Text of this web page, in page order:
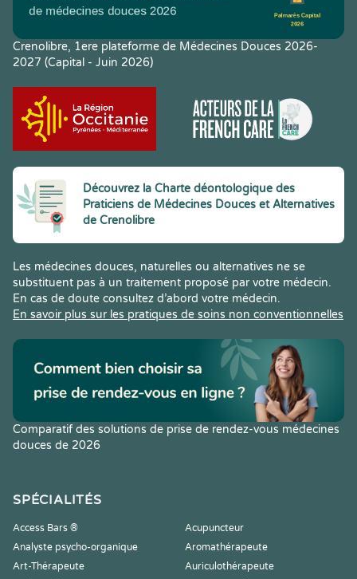
Crenolibre, 1ere plateforme de Médecines Douces 2026-
2027 (Capital - Juin 2026)
Découvrez la Charte déontologique des
Praticiens de Médecines Douces et Alternatives
de Crenolibre
Les médecines douces, naturelles ou alternatives ne se
substituent pas à un traitement proposé par votre médecin.
En cas de doute consultez d’abord votre médecin.
En savoir plus sur les pratiques de soins non conventionnelles
Comparatif des solutions de prise de rendez-vous médecines
douces de 2026
SPÉCIALITÉS
Access Bars ®
Acupuncteur
Analyste psycho-organique
Aromathérapeute
Art-Thérapeute
Auriculothérapeute